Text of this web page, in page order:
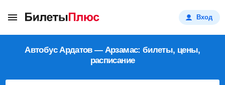
Вход
Автобус Ардатов — Арзамас: билеты, цены,
расписание